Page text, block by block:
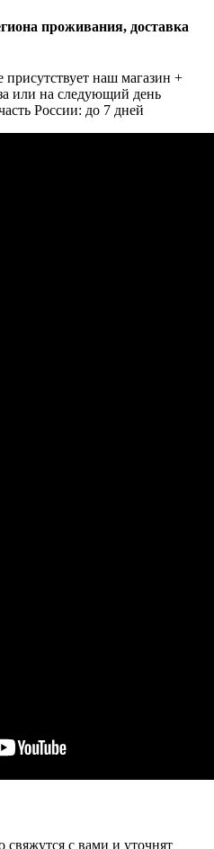
проживания, доставка
присутствует наш магазин +
или на следующий день
России: до 7 дней
с вами и уточнят